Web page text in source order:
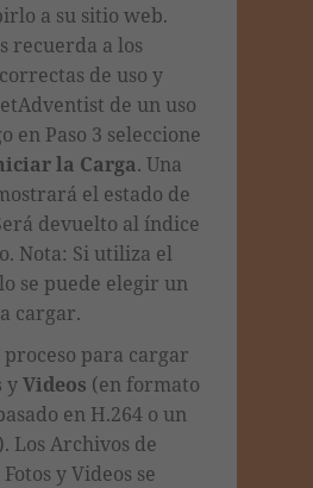
a su sitio web.
recuerda a los
de uso y
de un uso
en Paso 3 seleccione
la Carga. Una
el estado de
devuelto al índice
Nota: Si utiliza el
se puede elegir un
cargar.
para cargar
yVideos (en formato
en H.264 o un
Los Archivos de
y Videos se